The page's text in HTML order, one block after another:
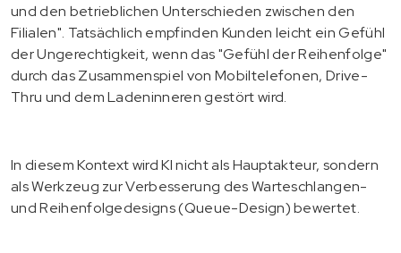
und den betrieblichen Unterschieden zwischen den
Filialen". Tatsächlich empfinden Kunden leicht ein Gefühl
der Ungerechtigkeit, wenn das "Gefühl der Reihenfolge"
durch das Zusammenspiel von Mobiltelefonen, Drive-
Thru und dem Ladeninneren gestört wird.
In diesem Kontext wird KI nicht als Hauptakteur, sondern
als Werkzeug zur Verbesserung des Warteschlangen-
und Reihenfolgedesigns (Queue-Design) bewertet.